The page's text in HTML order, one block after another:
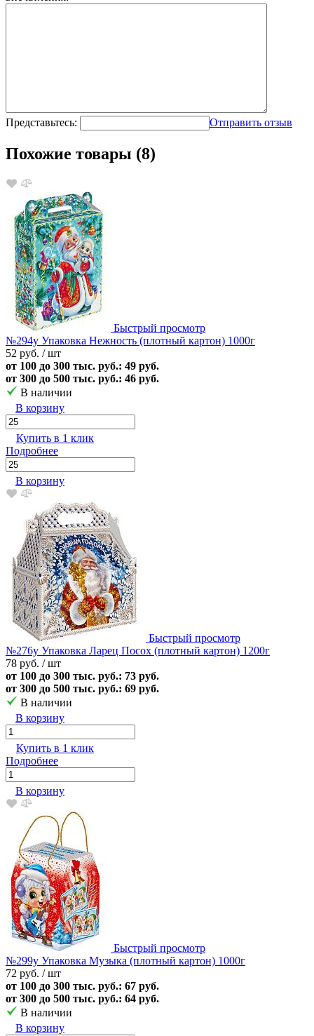
Представьтесь: Отправить отзыв
Похожие товары (8)
Быстрый просмотр
№294у Упаковка Нежность (плотный картон) 1000г
52 руб. / шт
от 100 до 300 тыс. руб.: 49 руб.
от 300 до 500 тыс. руб.: 46 руб.
В наличии
В корзину
Купить в 1 клик
Подробнее
В корзину
Быстрый просмотр
№276у Упаковка Ларец Посох (плотный картон) 1200г
78 руб. / шт
от 100 до 300 тыс. руб.: 73 руб.
от 300 до 500 тыс. руб.: 69 руб.
В наличии
В корзину
Купить в 1 клик
Подробнее
В корзину
Быстрый просмотр
№299у Упаковка Музыка (плотный картон) 1000г
72 руб. / шт
от 100 до 300 тыс. руб.: 67 руб.
от 300 до 500 тыс. руб.: 64 руб.
В наличии
В корзину